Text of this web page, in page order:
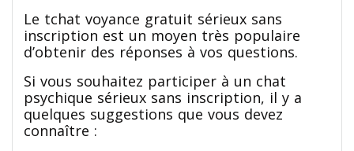
Le tchat voyance gratuit sérieux sans
inscription est un moyen très populaire
d’obtenir des réponses à vos questions.
Si vous souhaitez participer à un chat
psychique sérieux sans inscription, il y a
quelques suggestions que vous devez
connaître :